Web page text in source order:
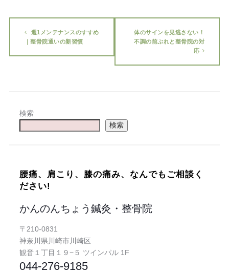
週1メンテナンスのすすめ
｜整骨院通いの新習慣
体のサインを見逃さない！
不調の前ぶれと整骨院の対
応
検索
検索
腰痛、肩こり、膝の痛み、なんでもご相談く
ださい!
かんのんちょう鍼灸・整骨院
〒210-0831
神奈川県川崎市川崎区
観音１丁目１９−５ ツインパル 1F
044-276-9185